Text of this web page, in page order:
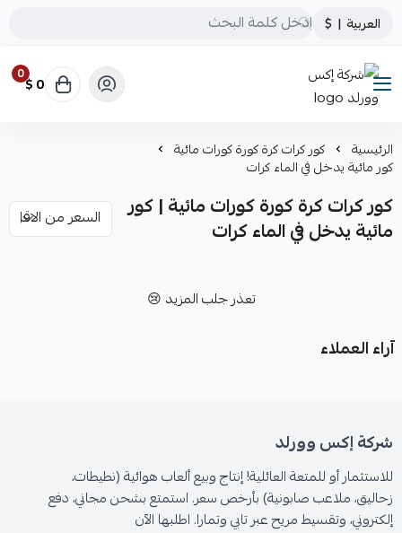
العربية |
$
شركة إكس وورلد
0 0 $
الرئيسية كور كرات كرة كورة كورات مائية
كور مائية يدخل في الماء كرات
كور كرات كرة كورة كورات مائية | كور
مائية يدخل في الماء كرات
تعذر جلب المزيد 😢
آراء العملاء
شركة إكس وورلد
للاستثمار أو للمتعة العائلية! إنتاج وبيع ألعاب هوائية (نطيطات،
زحاليق، ملاعب صابونية) بأرخص سعر. استمتع بشحن مجاني، دفع
إلكتروني، وتقسيط مريح عبر تابي وتمارا. اطلبها الآن